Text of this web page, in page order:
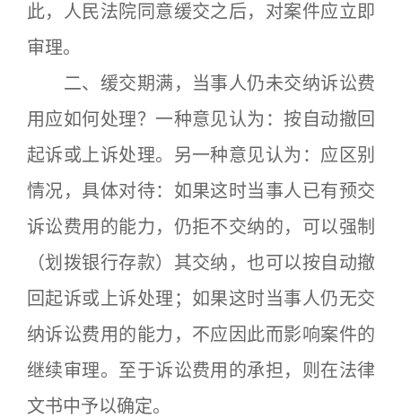
此，人民法院同意缓交之后，对案件应立即
审理。
二、缓交期满，当事人仍未交纳诉讼费
用应如何处理？一种意见认为：按自动撤回
起诉或上诉处理。另一种意见认为：应区别
情况，具体对待：如果这时当事人已有预交
诉讼费用的能力，仍拒不交纳的，可以强制
（划拨银行存款）其交纳，也可以按自动撤
回起诉或上诉处理；如果这时当事人仍无交
纳诉讼费用的能力，不应因此而影响案件的
继续审理。至于诉讼费用的承担，则在法律
文书中予以确定。